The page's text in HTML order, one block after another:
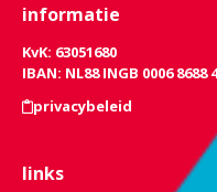
informatie
KvK: 63051680
IBAN: NL88 INGB 0006 8688
privacybeleid
links